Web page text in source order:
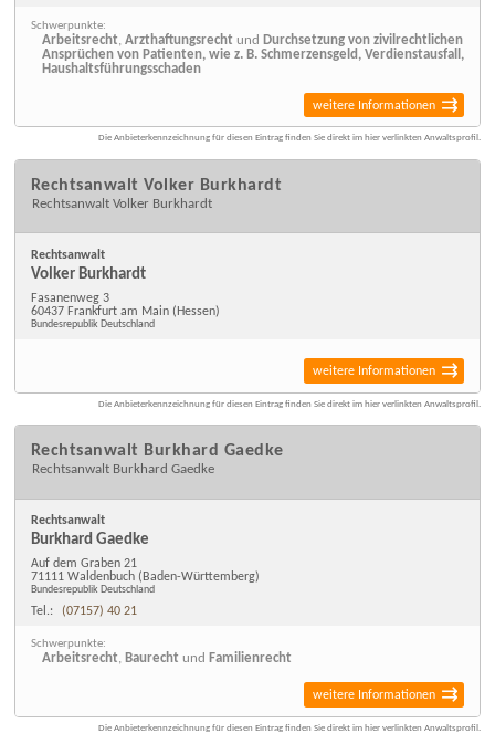
Schwerpunkte:
Arbeitsrecht,Arzthaftungsrecht und Durchsetzung von zivilrechtlichen
Ansprüchen von Patienten, wie z. B. Schmerzensgeld, Verdienstausfall,
Haushaltsführungsschaden
weitere Informationen
Die Anbieterkennzeichnung für diesen Eintrag finden Sie direkt im hier verlinkten Anwaltsprofil.
Rechtsanwalt Volker Burkhardt
Rechtsanwalt Volker Burkhardt
Rechtsanwalt
Volker Burkhardt
Fasanenweg 3
60437 Frankfurt am Main (Hessen)
Bundesrepublik Deutschland
weitere Informationen
Die Anbieterkennzeichnung für diesen Eintrag finden Sie direkt im hier verlinkten Anwaltsprofil.
Rechtsanwalt Burkhard Gaedke
Rechtsanwalt Burkhard Gaedke
Rechtsanwalt
Burkhard Gaedke
Auf dem Graben 21
71111 Waldenbuch (Baden-Württemberg)
Bundesrepublik Deutschland
Tel.: (07157) 40 21
Schwerpunkte:
Arbeitsrecht, Baurecht und Familienrecht
weitere Informationen
Die Anbieterkennzeichnung für diesen Eintrag finden Sie direkt im hier verlinkten Anwaltsprofil.